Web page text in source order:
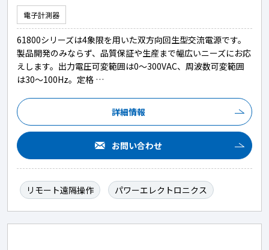
電子計測器
61800シリーズは4象限を用いた双方向回生型交流電源です。
製品開発のみならず、品質保証や生産まで幅広いニーズにお応
えします。出力電圧可変範囲は0～300VAC、周波数可変範囲
は30～100Hz。定格 …
詳細情報
お問い合わせ
リモート遠隔操作 パワーエレクトロニクス